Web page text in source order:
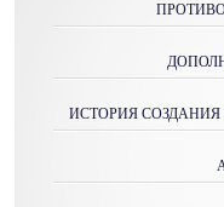
ИСТОРИЯ СОЗДАНИЯ